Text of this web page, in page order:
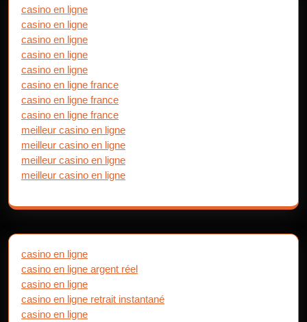
casino en ligne
casino en ligne
casino en ligne
casino en ligne
casino en ligne
casino en ligne france
casino en ligne france
casino en ligne france
meilleur casino en ligne
meilleur casino en ligne
meilleur casino en ligne
meilleur casino en ligne
casino en ligne
casino en ligne argent réel
casino en ligne
casino en ligne retrait instantané
casino en ligne